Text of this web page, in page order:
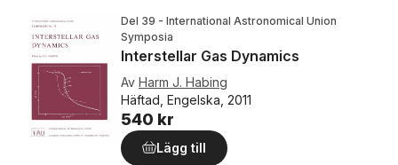
Del 39 - International Astronomical Union
Symposia
Interstellar Gas Dynamics
Av Harm J. Habing
Häftad, Engelska, 2011
540 kr
Lägg till